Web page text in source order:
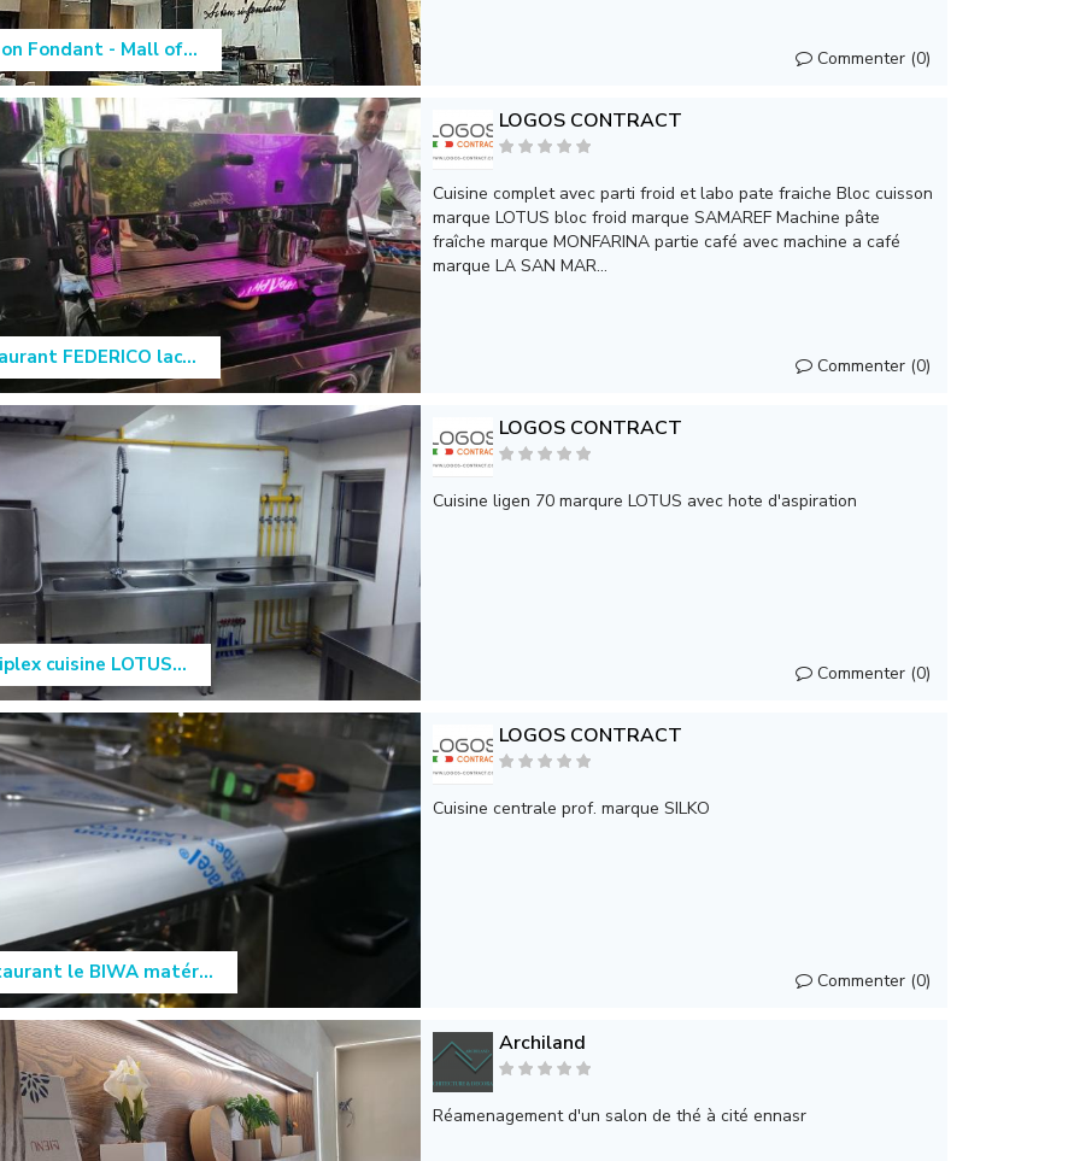
Fondant - Mall of... Commenter (0)
FEDERICO lac...
LOGOS CONTRACT
Cuisine complet avec parti froid et labo pate fraiche Bloc cuisson
marque LOTUS bloc froid marque SAMAREF Machine pâte
fraîche marque MONFARINA partie café avec machine a café
marque LA SAN MAR...
Commenter (0)
cuisine LOTUS...
LOGOS CONTRACT
Cuisine ligen 70 marqure LOTUS avec hote d'aspiration
Commenter (0)
le BIWA matér...
LOGOS CONTRACT
Cuisine centrale prof. marque SILKO
Commenter (0)
Archiland
Réamenagement d'un salon de thé à cité ennasr